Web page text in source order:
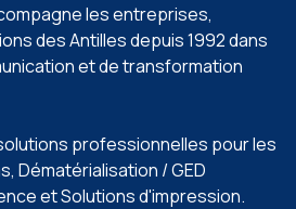
les entreprises,
des Antilles depuis 1992 dans
et de transformation
professionnelles pour les
Dématérialisation / GED
et Solutions d'impression️.